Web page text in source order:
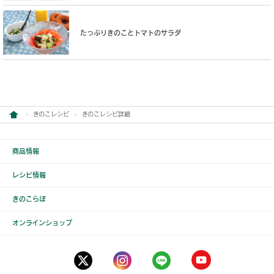
たっぷりきのことトマトのサラダ
きのこレシピ きのこレシピ詳細
商品情報
レシピ情報
きのこらぼ
オンラインショップ